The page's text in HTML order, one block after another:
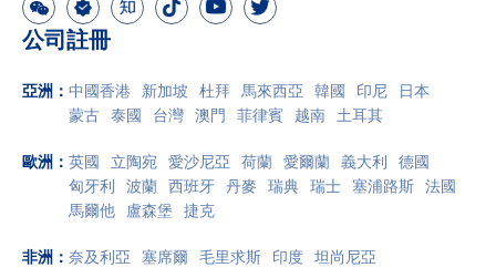
公司註冊
亞洲 ： 中國香港 新加坡 杜拜 馬來西亞 韓國 印尼
日本
蒙古 泰國 台灣 澳門 菲律賓 越南 土耳其
歐洲 ： 英國 立陶宛 愛沙尼亞 荷蘭 愛爾蘭 義大利
德國
匈牙利
波蘭 西班牙 丹麥 瑞典 瑞士 塞浦路斯 法國
馬爾他
盧森堡 捷克
非洲 ： 奈及利亞 塞席爾 毛里求斯 印度 坦尚尼亞